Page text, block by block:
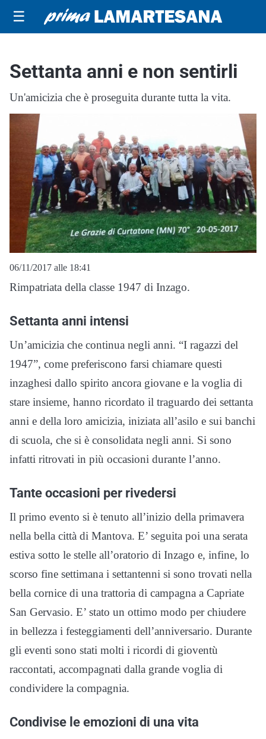
☰
Settanta anni e non sentirli
Un'amicizia che è proseguita durante tutta la vita.
06/11/2017 alle 18:41
Rimpatriata della classe 1947 di Inzago.
Settanta anni intensi
Un’amicizia che continua negli anni. “I ragazzi del
1947”, come preferiscono farsi chiamare questi
inzaghesi dallo spirito ancora giovane e la voglia di
stare insieme, hanno ricordato il traguardo dei settanta
anni e della loro amicizia, iniziata all’asilo e sui banchi
di scuola, che si è consolidata negli anni. Si sono
infatti ritrovati in più occasioni durante l’anno.
Tante occasioni per rivedersi
Il primo evento si è tenuto all’inizio della primavera
nella bella città di Mantova. E’ seguita poi una serata
estiva sotto le stelle all’oratorio di Inzago e, infine, lo
scorso fine settimana i settantenni si sono trovati nella
bella cornice di una trattoria di campagna a Capriate
San Gervasio. E’ stato un ottimo modo per chiudere
in bellezza i festeggiamenti dell’anniversario. Durante
gli eventi sono stati molti i ricordi di gioventù
raccontati, accompagnati dalla grande voglia di
condividere la compagnia.
Condivise le emozioni di una vita